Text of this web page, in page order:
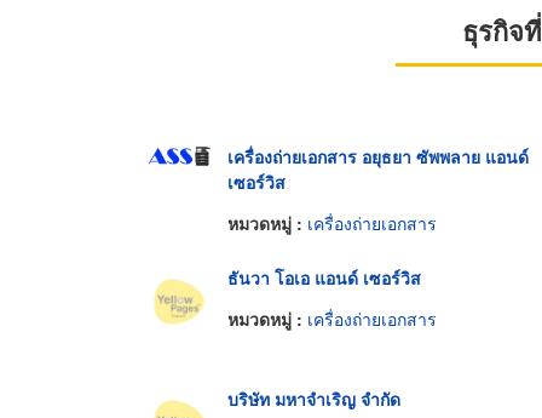
ธุรกิจ
เครื่องถ่ายเอกสาร อยุธยา ซัพพลาย แอนด์
เซอร์วิส
หมวดหมู่ : เครื่องถ่ายเอกสาร
ธันวา โอเอ แอนด์ เซอร์วิส
หมวดหมู่ : เครื่องถ่ายเอกสาร
บริษัท มหาจำเริญ จำกัด